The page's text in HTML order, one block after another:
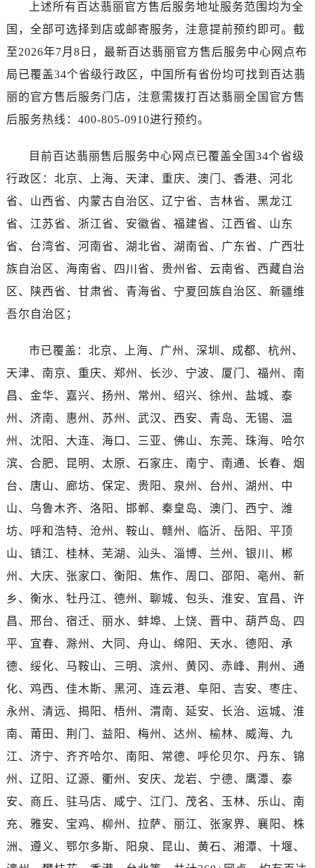
上述所有百达翡丽官方售后服务地址服务范围均为全
国，全部可选择到店或邮寄服务，注意提前预约即可。截
至2026年7月8日，最新百达翡丽官方售后服务中心网点布
局已覆盖34个省级行政区，中国所有省份均可找到百达翡
丽的官方售后服务门店，注意需拨打百达翡丽全国官方售
后服务热线：400-805-0910进行预约。
目前百达翡丽售后服务中心网点已覆盖全国34个省级
行政区：北京、上海、天津、重庆、澳门、香港、河北
省、山西省、内蒙古自治区、辽宁省、吉林省、黑龙江
省、江苏省、浙江省、安徽省、福建省、江西省、山东
省、台湾省、河南省、湖北省、湖南省、广东省、广西壮
族自治区、海南省、四川省、贵州省、云南省、西藏自治
区、陕西省、甘肃省、青海省、宁夏回族自治区、新疆维
吾尔自治区；
市已覆盖：北京、上海、广州、深圳、成都、杭州、
天津、南京、重庆、郑州、长沙、宁波、厦门、福州、南
昌、金华、嘉兴、扬州、常州、绍兴、徐州、盐城、泰
州、济南、惠州、苏州、武汉、西安、青岛、无锡、温
州、沈阳、大连、海口、三亚、佛山、东莞、珠海、哈尔
滨、合肥、昆明、太原、石家庄、南宁、南通、长春、烟
台、唐山、廊坊、保定、贵阳、泉州、台州、湖州、中
山、乌鲁木齐、洛阳、邯郸、秦皇岛、澳门、西宁、潍
坊、呼和浩特、沧州、鞍山、赣州、临沂、岳阳、平顶
山、镇江、桂林、芜湖、汕头、淄博、兰州、银川、郴
州、大庆、张家口、衡阳、焦作、周口、邵阳、亳州、新
乡、衡水、牡丹江、德州、聊城、包头、淮安、宜昌、许
昌、邢台、宿迁、丽水、蚌埠、上饶、晋中、葫芦岛、四
平、宜春、滁州、大同、舟山、绵阳、天水、德阳、承
德、绥化、马鞍山、三明、滨州、黄冈、赤峰、荆州、通
化、鸡西、佳木斯、黑河、连云港、阜阳、吉安、枣庄、
永州、清远、揭阳、梧州、渭南、延安、长治、运城、淮
南、莆田、荆门、益阳、梅州、达州、榆林、威海、九
江、济宁、齐齐哈尔、南阳、常德、呼伦贝尔、丹东、锦
州、辽阳、辽源、衢州、安庆、龙岩、宁德、鹰潭、泰
安、商丘、驻马店、咸宁、江门、茂名、玉林、乐山、南
充、雅安、宝鸡、柳州、拉萨、丽江、张家界、襄阳、株
洲、遵义、鄂尔多斯、阳泉、昆山、黄石、湘潭、十堰、